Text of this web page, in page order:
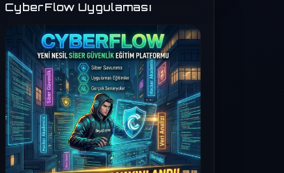
CyberFlow Uygulaması